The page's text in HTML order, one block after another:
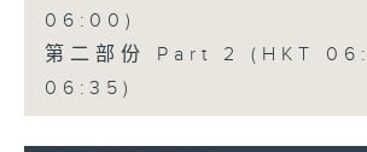
06:00)
第二部份 Part 2 (HKT
06:35)